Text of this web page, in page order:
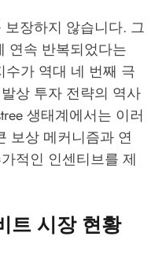
장하지 않습니다. 그
연속 반복되었다는
가 역대 네 번째 극
상 투자 전략의 역사
생태계에서는 이러
보상 메커니즘과 연
적인 인센티브를 제
트 시장 현황